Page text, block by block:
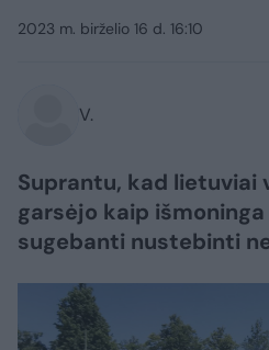
2023 m. birželio 16 d. 16:10
V.
Suprantu, kad lietuviai
garsėjo kaip
sugebanti nustebinti